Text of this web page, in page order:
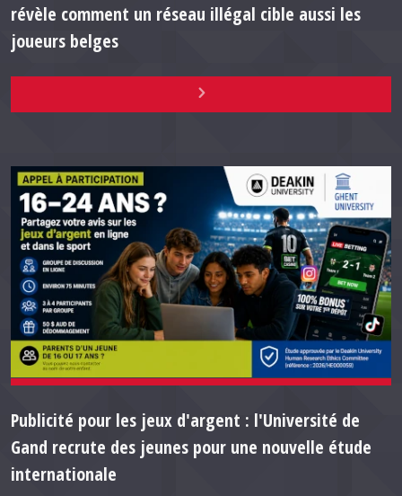
révèle comment un réseau illégal cible aussi les
joueurs belges
Publicité pour les jeux d'argent : l'Université de
Gand recrute des jeunes pour une nouvelle étude
internationale